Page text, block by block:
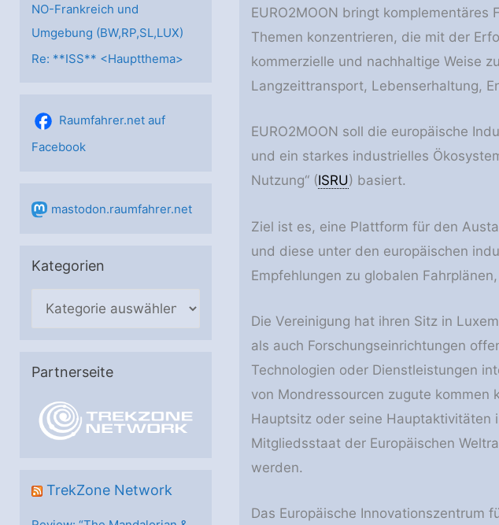
NO-Frankreich und
Umgebung (BW,RP,SL,LUX)
Re: **ISS** <Hauptthema>
Raumfahrer.net auf
Facebook
mastodon.raumfahrer.net
Kategorien
e
e
Partnerseite
TrekZone Network
EURO2MOON bringt
Themen konzentrieren, die mit der
kommerzielle und nachhaltige Weise
Langzeittransport, Lebenserhaltung,
EURO2MOON soll die europäische
und ein starkes industrielles
Nutzung“ (ISRU) basiert.
Ziel ist es, eine Plattform für den
und diese unter den europäischen
Empfehlungen zu globalen
Die Vereinigung hat ihren Sitz in
als auch Forschungseinrichtungen
Technologien oder Dienstleistungen
von Mondressourcen zugute kommen
Hauptsitz oder seine Hauptaktivitäten
Mitgliedsstaat der Europäischen
werden.
Das Europäische Innovationszentrum